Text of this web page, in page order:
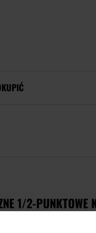
1/2-
wykonane z